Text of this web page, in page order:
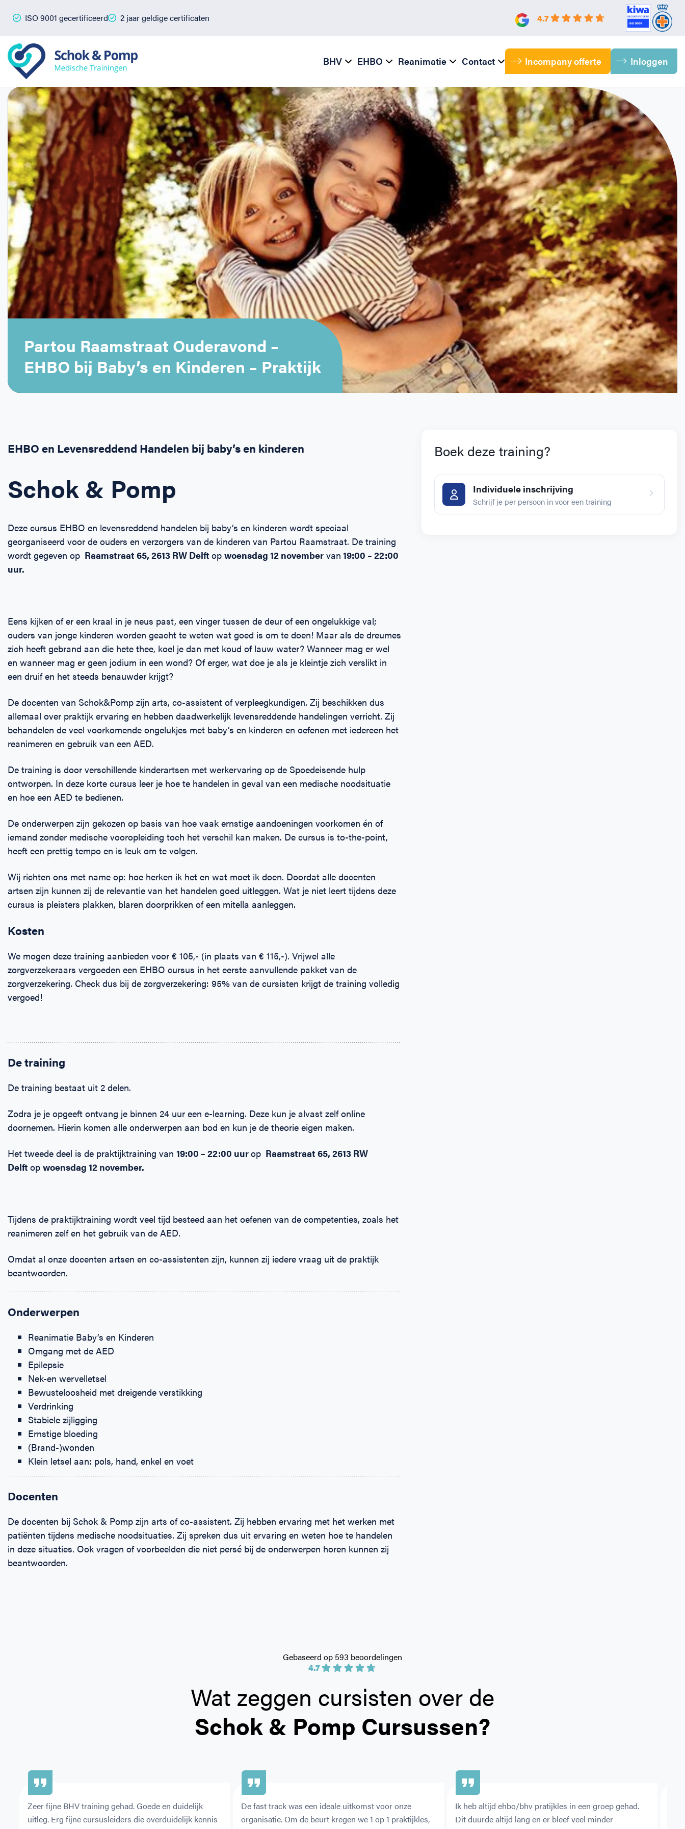
ISO 9001 gecertificeerd 2 jaar geldige certificaten 4.7
BHV EHBO Reanimatie Contact Incompany offerte Inloggen
Partou Raamstraat Ouderavond –
EHBO bij Baby’s en Kinderen – Praktijk
EHBO en Levensreddend Handelen bij baby’s en kinderen
Schok & Pomp
Deze cursus EHBO en levensreddend handelen bij baby’s en kinderen wordt speciaal
georganiseerd voor de ouders en verzorgers van de kinderen van Partou Raamstraat. De training
wordt gegeven op Raamstraat 65, 2613 RW Delftop woensdag 12 november van 19:00 – 22:00
uur.
Eens kijken of er een kraal in je neus past, een vinger tussen de deur of een ongelukkige val;
ouders van jonge kinderen worden geacht te weten wat goed is om te doen! Maar als de dreumes
zich heeft gebrand aan die hete thee, koel je dan met koud of lauw water? Wanneer mag er wel
en wanneer mag er geen jodium in een wond? Of erger, wat doe je als je kleintje zich verslikt in
een druif en het steeds benauwder krijgt?
De docenten van Schok&Pomp zijn arts, co-assistent of verpleegkundigen. Zij beschikken dus
allemaal over praktijk ervaring en hebben daadwerkelijk levensreddende handelingen verricht. Zij
behandelen de veel voorkomende ongelukjes met baby’s en kinderen en oefenen met iedereen het
reanimeren en gebruik van een AED.
De training is door verschillende kinderartsen met werkervaring op de Spoedeisende hulp
ontworpen. In deze korte cursus leer je hoe te handelen in geval van een medische noodsituatie
en hoe een AED te bedienen.
De onderwerpen zijn gekozen op basis van hoe vaak ernstige aandoeningen voorkomen én of
iemand zonder medische vooropleiding toch het verschil kan maken. De cursus is to-the-point,
heeft een prettig tempo en is leuk om te volgen.
Wij richten ons met name op: hoe herken ik het en wat moet ik doen. Doordat alle docenten
artsen zijn kunnen zij de relevantie van het handelen goed uitleggen. Wat je niet leert tijdens deze
cursus is pleisters plakken, blaren doorprikken of een mitella aanleggen.
Kosten
We mogen deze training aanbieden voor € 105,- (in plaats van € 115,-). Vrijwel alle
zorgverzekeraars vergoeden een EHBO cursus in het eerste aanvullende pakket van de
zorgverzekering. Check dus bij de zorgverzekering: 95% van de cursisten krijgt de training volledig
vergoed!
De training
De training bestaat uit 2 delen.
Zodra je je opgeeft ontvang je binnen 24 uur een e-learning. Deze kun je alvast zelf online
doornemen. Hierin komen alle onderwerpen aan bod en kun je de theorie eigen maken.
Het tweede deel is de praktijktraining van 19:00 – 22:00 uurop Raamstraat 65, 2613 RW
Delftop woensdag 12 november.
Tijdens de praktijktraining wordt veel tijd besteed aan het oefenen van de competenties, zoals het
reanimeren zelf en het gebruik van de AED.
Omdat al onze docenten artsen en co-assistenten zijn, kunnen zij iedere vraag uit de praktijk
beantwoorden.
Onderwerpen
Reanimatie Baby’s en Kinderen
Omgang met de AED
Epilepsie
Nek-en wervelletsel
Bewusteloosheid met dreigende verstikking
Verdrinking
Stabiele zijligging
Ernstige bloeding
(Brand-)wonden
Klein letsel aan: pols, hand, enkel en voet
Docenten
De docenten bij Schok & Pomp zijn arts of co-assistent. Zij hebben ervaring met het werken met
patiënten tijdens medische noodsituaties. Zij spreken dus uit ervaring en weten hoe te handelen
in deze situaties. Ook vragen of voorbeelden die niet persé bij de onderwerpen horen kunnen zij
beantwoorden.
Boek deze training?
Individuele inschrijving
Schrijf je per persoon in voor een training
Wat zeggen cursisten over de
Schok & Pomp Cursussen?
4.7
Gebaseerd op 593 beoordelingen
Zeer fijne BHV training gehad. Goede en duidelijk
uitleg. Erg fijne cursusleiders die overduidelijk kennis
De fast track was een ideale uitkomst voor onze
organisatie. Om de beurt kregen we 1 op 1 praktijkles,
Ik heb altijd ehbo/bhv pratijkles in een groep gehad.
Dit duurde altijd lang en er bleef veel minder